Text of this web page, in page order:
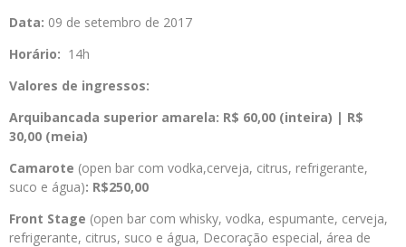
Data: 09 de setembro de 2017
Horário: 14h
Valores de ingressos:
Arquibancada superior amarela: R$ 60,00 (inteira) | R$
30,00 (meia)
Camarote (open bar com vodka,cerveja, citrus, refrigerante,
suco e água): R$250,00
Front Stage (open bar com whisky, vodka, espumante, cerveja,
refrigerante, citrus, suco e água, Decoração especial, área de